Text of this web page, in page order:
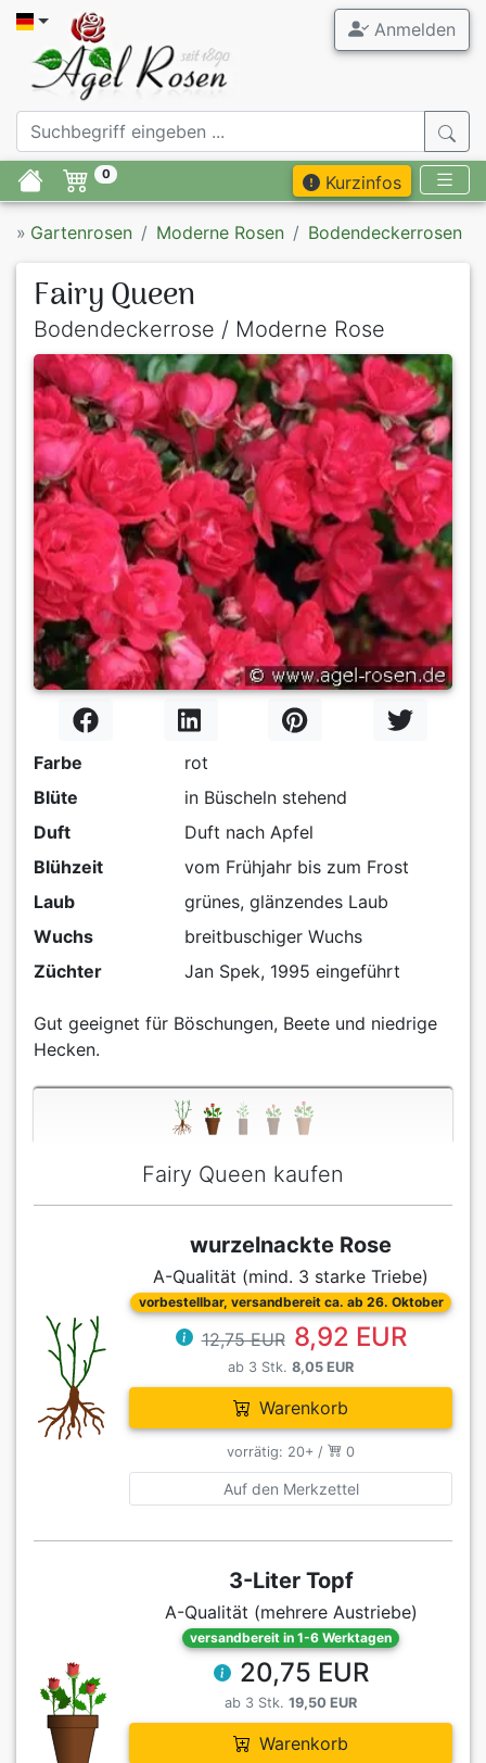
Anmelden
0 Kurzinfos
» Gartenrosen Moderne Rosen Bodendeckerrosen
Fairy Queen
Bodendeckerrose / Moderne Rose
Farbe
rot
Blüte
in Büscheln stehend
Duft
Duft nach Apfel
Blühzeit
vom Frühjahr bis zum Frost
Laub
grünes, glänzendes Laub
Wuchs
breitbuschiger Wuchs
Züchter
Jan Spek, 1995 eingeführt
Gut geeignet für Böschungen, Beete und niedrige
Hecken.
Fairy Queen kaufen
wurzelnackte Rose
A-Qualität (mind. 3 starke Triebe)
vorbestellbar, versandbereit ca. ab 26. Oktober
12,75 EUR 8,92 EUR
ab 3 Stk. 8,05 EUR
Warenkorb
vorrätig: 20+ / 0
Auf den Merkzettel
3-Liter Topf
A-Qualität (mehrere Austriebe)
versandbereit in 1-6 Werktagen
20,75 EUR
ab 3 Stk. 19,50 EUR
Warenkorb